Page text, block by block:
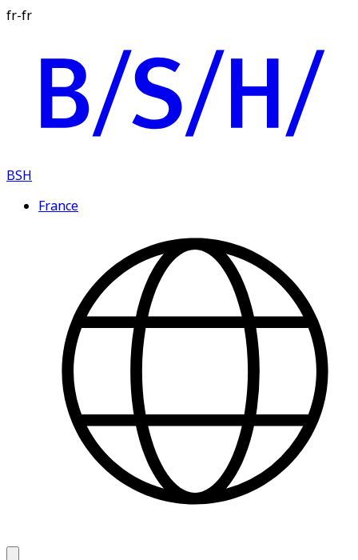
fr-fr
BSH
France